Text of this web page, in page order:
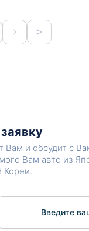
и обсудит с
Вам авто из
Введите